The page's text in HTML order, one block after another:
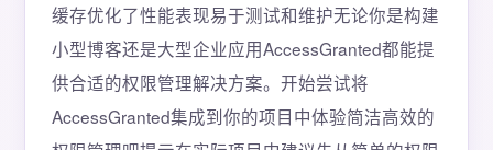
缓存优化了性能表现易于测试和维护无论你是构建
小型博客还是大型企业应用AccessGranted都能提
供合适的权限管理解决方案。开始尝试将
AccessGranted集成到你的项目中体验简洁高效的